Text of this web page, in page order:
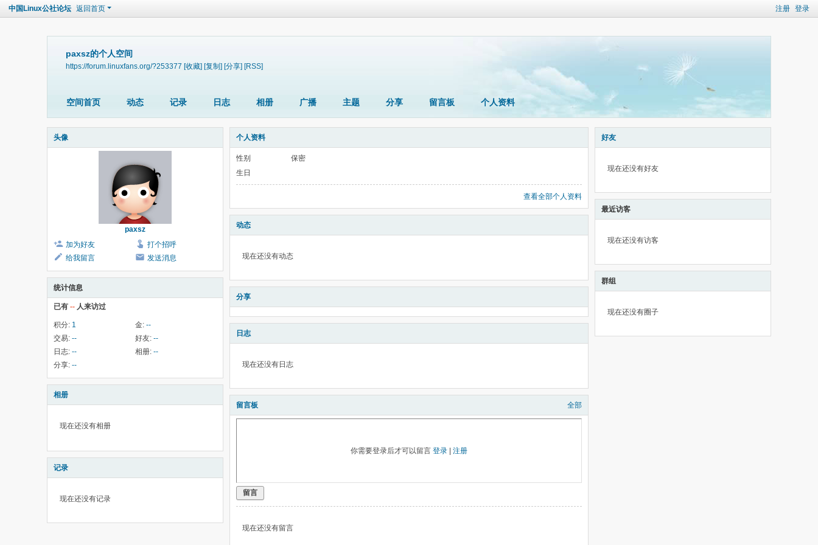
注册 登录
中国Linux公社论坛 返回首页
paxsz的个人空间
https://forum.linuxfans.org/?253377 [收藏] [复制] [分享] [RSS]
空间首页 动态 记录 日志 相册 广播 主题 分享 留言板 个人资料
头像
paxsz
加为好友
打个招呼
给我留言
发送消息
统计信息
已有 -- 人来访过
积分: 1 金: --
交易: -- 好友: --
日志: -- 相册: --
分享: --
相册
现在还没有相册
记录
现在还没有记录
个人资料
性别
保密
生日
查看全部个人资料
动态
现在还没有动态
分享
日志
现在还没有日志
留言板 全部
你需要登录后才可以留言 登录 注册
留言
现在还没有留言
好友
现在还没有好友
最近访客
现在还没有访客
群组
现在还没有圈子